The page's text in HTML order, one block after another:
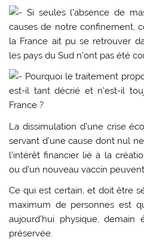
Si seules l’absence de
causes de notre confinement,
la France ait pu se retrouver
les pays du Sud n’ont pas été
Pourquoi le traitement
est-il tant décrié et n’est-il
France ?
La dissimulation d’une crise
servant d’une cause dont nul
l’intérêt financier lié à la
ou d’un nouveau vaccin
Ce qui est certain, et doit être
maximum de personnes est
aujourd’hui physique,
préservée.